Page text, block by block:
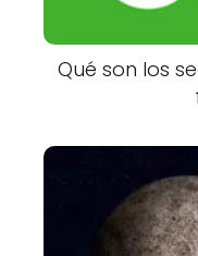
Qué son los